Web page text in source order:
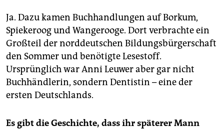
Luftkrieg zum Opfer gefallen.“
Die Kinder von Anni Leuwerkonnten Deutschland
rechtzeitig verlassen. Ihre Tochter Rosita Ilse
heiratete den Schriftsteller Josef Kastein, ihr Sohn
Franz wurde unter dem Pseu­donym Frank Lynder
Geheimagent und später Schwager und rechte Hand
von Axel Springer.
Ja. Dazu kamen Buchhandlungen auf Borkum,
Spiekeroog und Wangerooge. Dort verbrachte ein
Großteil der norddeutschen Bildungsbürgerschaft
den Sommer und benötigte Lesestoff.
Ursprünglich war Anni Leuwer aber gar nicht
Buchhändlerin, sondern Dentistin – eine der
ersten Deutschlands.
Es gibt die Geschichte, dass ihr späterer Mann